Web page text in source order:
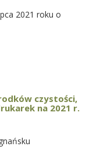
2021 roku o
czystości,
na 2021 r.